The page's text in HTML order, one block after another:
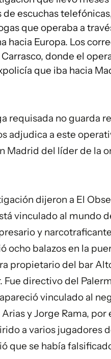
escuchas
que operaba a
hacia Europa. Los
donde el
que iba hacia
requisada no guarda
adjudica a este
Madrid del líder de la
dijeron a El
vinculado al mundo
y
ocho balazos en la
propietario del bar
Fue directivo del
vinculado al
y Jorge Rama,
a varios jugadores
que se había